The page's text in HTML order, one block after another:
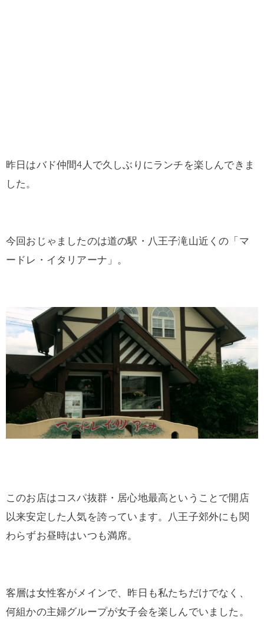
昨日はバド仲間4人で久しぶりにランチを楽しんできま
した。
今回おじゃましたのは道の駅・八王子滝山近くの「マ
ードレ・イタリアーナ」。
このお店はコスパ抜群・居心地最高ということで開店
以来安定した人気を誇っています。八王子郊外にも関
わらずお昼時はいつも満席。
客層は女性客がメインで、昨日も私たちだけでなく、
何組かの主婦グループが女子会を楽しんでいました。